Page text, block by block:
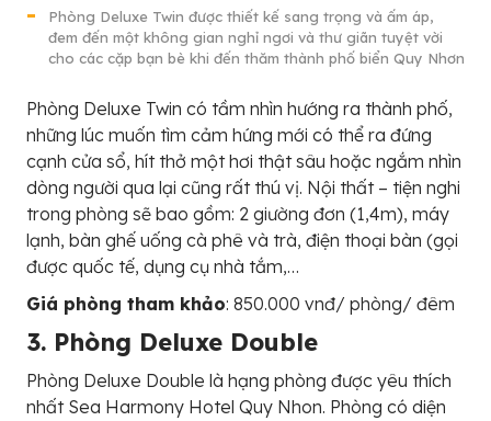
Phòng Deluxe Twin được thiết kế sang trọng và ấm áp,
đem đến một không gian nghỉ ngơi và thư giãn tuyệt vời
cho các cặp bạn bè khi đến thăm thành phố biển Quy Nhơn
Phòng Deluxe Twin có tầm nhìn hướng ra thành phố,
những lúc muốn tìm cảm hứng mới có thể ra đứng
cạnh cửa sổ, hít thở một hơi thật sâu hoặc ngắm nhìn
dòng người qua lại cũng rất thú vị. Nội thất – tiện nghi
trong phòng sẽ bao gồm: 2 giường đơn (1,4m), máy
lạnh, bàn ghế uống cà phê và trà, điện thoại bàn (gọi
được quốc tế, dụng cụ nhà tắm,…
Giá phòng tham khảo: 850.000 vnđ/ phòng/ đêm
3. Phòng Deluxe Double
Phòng Deluxe Double là hạng phòng được yêu thích
nhất Sea Harmony Hotel Quy Nhon. Phòng có diện